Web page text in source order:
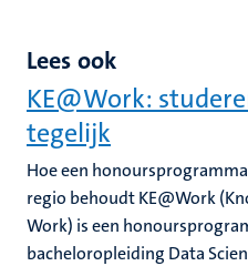
Lees ook
KE@Work:
tegelijk
Hoe een
regio behoudt KE@Work
Work) is een
bacheloropleiding Data